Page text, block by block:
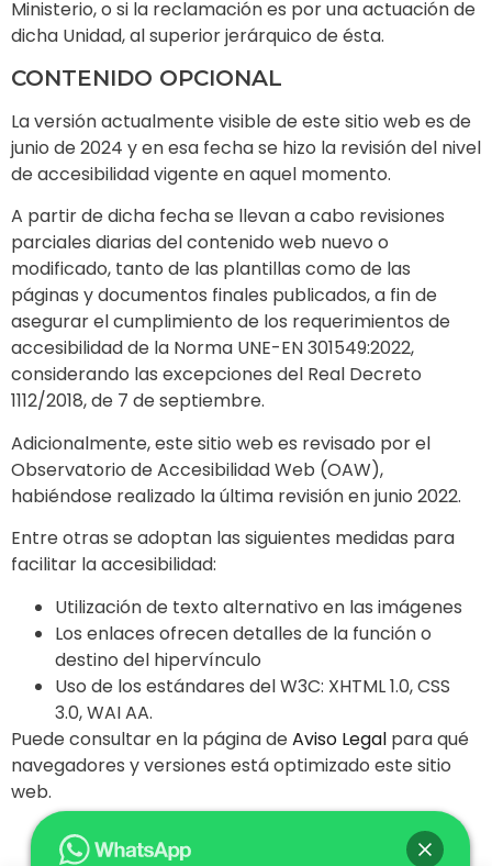
Ministerio, o si la reclamación es por una actuación de
dicha Unidad, al superior jerárquico de ésta.
CONTENIDO OPCIONAL
La versión actualmente visible de este sitio web es de
junio de 2024 y en esa fecha se hizo la revisión del nivel
de accesibilidad vigente en aquel momento.
A partir de dicha fecha se llevan a cabo revisiones
parciales diarias del contenido web nuevo o
modificado, tanto de las plantillas como de las
páginas y documentos finales publicados, a fin de
asegurar el cumplimiento de los requerimientos de
accesibilidad de la Norma UNE-EN 301549:2022,
considerando las excepciones del Real Decreto
1112/2018, de 7 de septiembre.
Adicionalmente, este sitio web es revisado por el
Observatorio de Accesibilidad Web (OAW),
habiéndose realizado la última revisión en junio 2022.
Entre otras se adoptan las siguientes medidas para
facilitar la accesibilidad:
Utilización de texto alternativo en las imágenes
Los enlaces ofrecen detalles de la función o
destino del hipervínculo
Uso de los estándares del W3C: XHTML 1.0, CSS
3.0, WAI AA.
Puede consultar en la página deAviso Legal para qué
navegadores y versiones está optimizado este sitio
web.